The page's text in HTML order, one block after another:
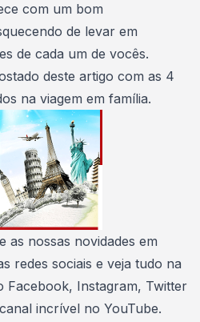
com um bom
de levar em
de cada um de vocês.
deste artigo com as 4
na viagem em família.
as nossas novidades em
redes sociais e veja tudo na
Facebook, Instagram, Twitter
incrível no YouTube.